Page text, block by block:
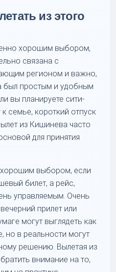
из этого
хорошим выбором,
связана с
регионом и важно,
был простым и удобным
вы планируете сити-
семье, короткий отпуск
из Кишинева часто
для принятия
выбором, если
билет, а рейс,
управляемым. Очень
прилет или
могут выглядеть как
но в реальности могут
решению. Вылетая из
внимание на то,